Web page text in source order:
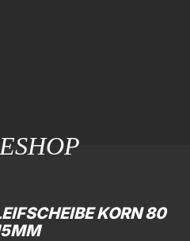
KORN 80